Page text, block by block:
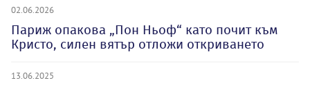
02.06.2026
Париж опакова „Пон Ньоф“ като почит към
Кристо, силен вятър отложи откриването
13.06.2025